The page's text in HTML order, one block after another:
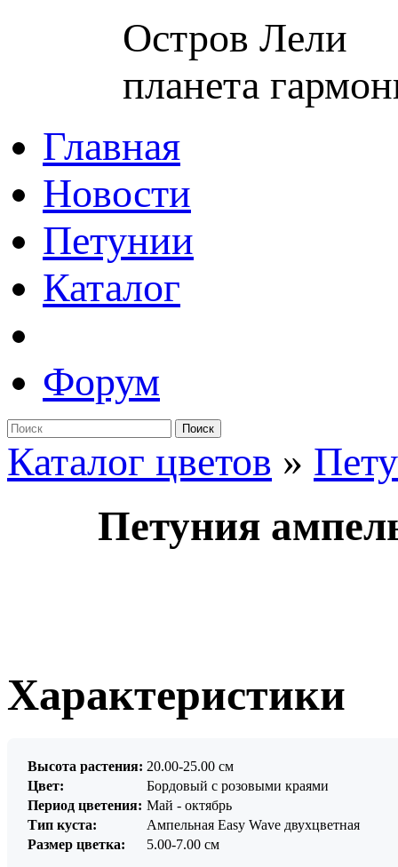
Остров Лели
планета
Главная
Новости
Петунии
Каталог
Форум
Поиск
Каталог цветов »
Петуния
Характеристики
Высота растения: 20.00-25.00 см
Цвет:
Бордовый с розовыми краями
Период цветения: Май - октябрь
Тип куста:
Ампельная Easy Wave двухцветная
Размер цветка:
5.00-7.00 см